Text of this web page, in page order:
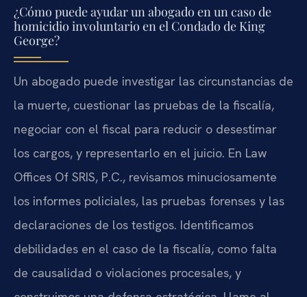
¿Cómo puede ayudar un abogado en un caso de
homicidio involuntario en el Condado de King
George?
Un abogado puede investigar las circunstancias de
la muerte, cuestionar las pruebas de la fiscalía,
negociar con el fiscal para reducir o desestimar
los cargos, y representarlo en el juicio. En Law
Offices Of SRIS, P.C., revisamos minuciosamente
los informes policiales, las pruebas forenses y las
declaraciones de los testigos. Identificamos
debilidades en el caso de la fiscalía, como falta
de causalidad o violaciones procesales, y